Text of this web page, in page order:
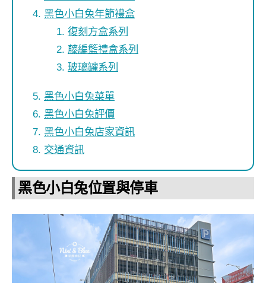
黑色小白兔年節禮盒
復刻方盒系列
藤編籃禮盒系列
玻璃罐系列
黑色小白兔菜單
黑色小白兔評價
黑色小白兔店家資訊
交通資訊
黑色小白兔位置與停車